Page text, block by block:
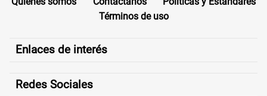
Términos de uso
Enlaces de interés
Redes Sociales